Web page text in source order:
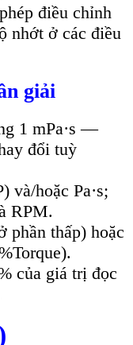
điều chỉnh
nhớt ở các điều
giải
1 mPa·s —
đổi tuỳ
và/hoặc Pa·s;
RPM.
phần thấp) hoặc
của giá trị đọc